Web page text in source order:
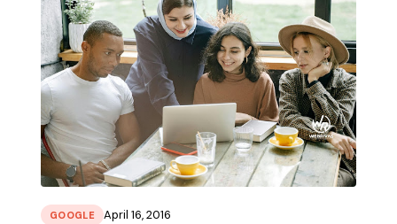
GOOGLE April 16, 2016